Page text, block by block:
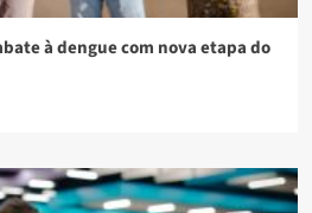
à dengue com nova etapa do